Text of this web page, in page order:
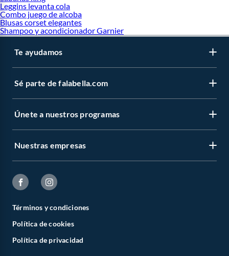
Leggins levanta cola
Combo juego de alcoba
Blusas corset elegantes
Shampoo y acondicionador Garnier
Te ayudamos
Sé parte de falabella.com
Únete a nuestros programas
Nuestras empresas
Términos y condiciones
Política de cookies
Política de privacidad